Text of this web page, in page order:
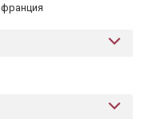
франция